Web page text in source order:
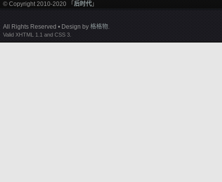
© Copyright 2010-2020 「 后时代 」
All Rights Reserved • Design by 格格物.
Valid XHTML 1.1 and CSS 3.